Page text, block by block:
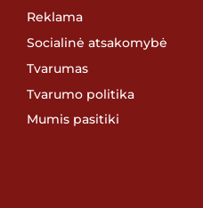
Reklama
Socialinė atsakomybė
Tvarumas
Tvarumo politika
Mumis pasitiki